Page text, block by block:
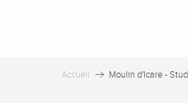
Accueil Moulin d'Icare -